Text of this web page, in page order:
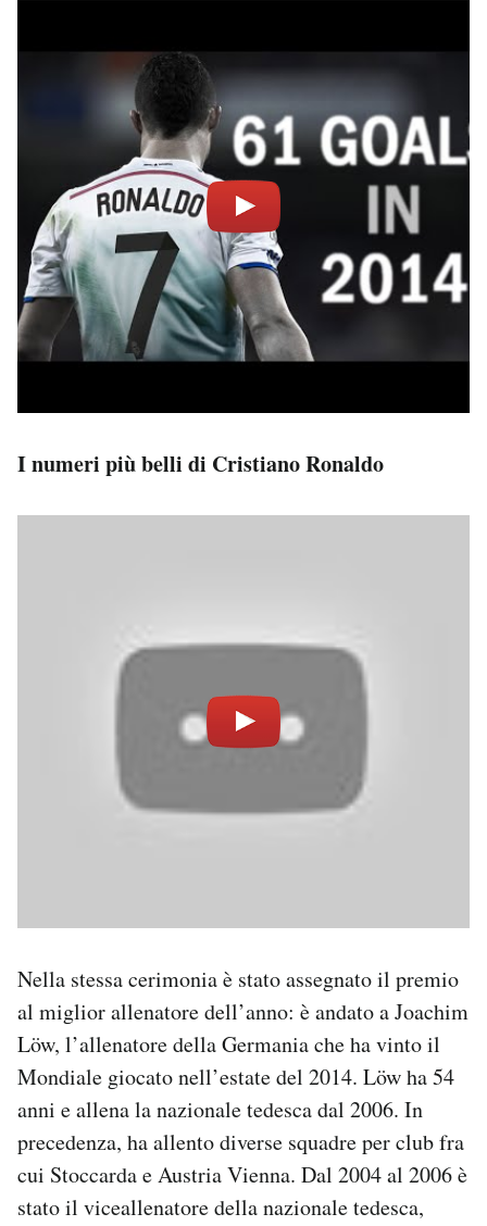
I numeri più belli di Cristiano Ronaldo
Nella stessa cerimonia è stato assegnato il premio
al miglior allenatore dell’anno: è andato a Joachim
Löw, l’allenatore della Germania che ha vinto il
Mondiale giocato nell’estate del 2014. Löw ha 54
anni e allena la nazionale tedesca dal 2006. In
precedenza, ha allento diverse squadre per club fra
cui Stoccarda e Austria Vienna. Dal 2004 al 2006 è
stato il viceallenatore della nazionale tedesca,